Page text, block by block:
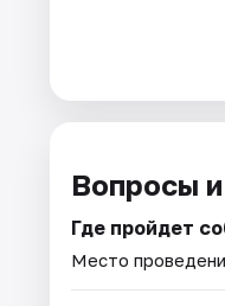
Вопросы
Где пройдет
Место